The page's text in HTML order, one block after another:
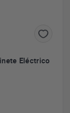
Eléctrico